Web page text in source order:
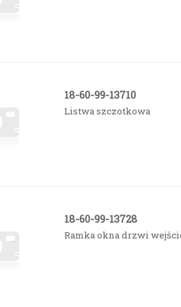
18-60-99-13710
Listwa szczotkowa
18-60-99-13728
Ramka okna drzwi